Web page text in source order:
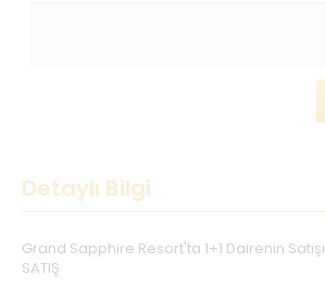
Detaylı Bilgi
Grand Sapphire Resort'ta 1+1 Dairenin Satışı
SATIŞ